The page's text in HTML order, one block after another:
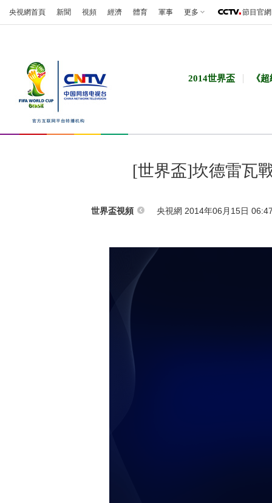
央視網首頁 新聞 視頻 經濟 體育 軍事 更多 節目官網
2014世界盃 《
[世界盃]坎德雷瓦
世界盃視頻 央視網 2014年06月15日